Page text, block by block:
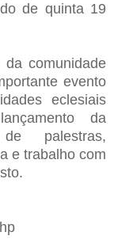
de quinta 19
comunidade
evento
eclesiais
da
palestras,
e trabalho com